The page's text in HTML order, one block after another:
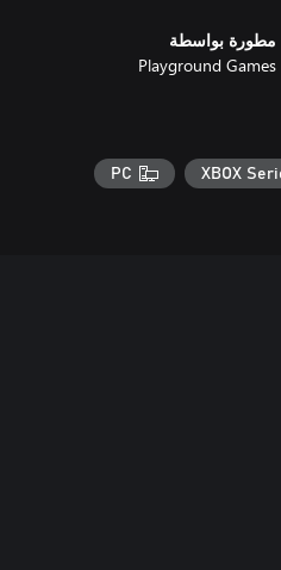
مطورة بواسطة
Playground Games
XBOX
PC